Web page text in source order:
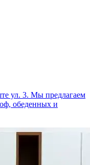
ул. 3. Мы предлагаем
обеденных и